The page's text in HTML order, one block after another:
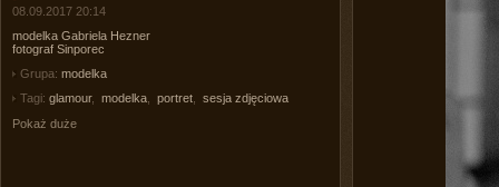
08.09.2017 20:14
modelka Gabriela Hezner
fotograf Sinporec
Grupa: modelka
Tagi: glamour, modelka portret
sesja zdjęciowa
Pokaż duże